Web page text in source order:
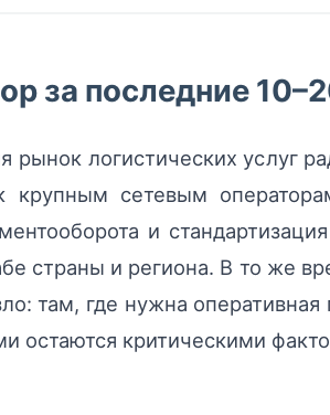
за последние
рынок логистических услуг
крупным сетевым
и
страны и региона. В то же
там, где нужна
остаются критическими